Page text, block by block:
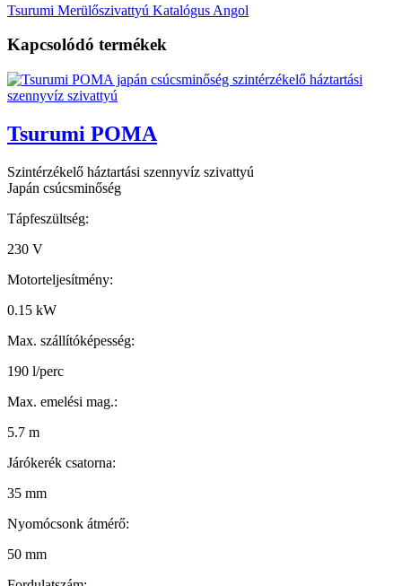
Tsurumi Merülőszivattyú Katalógus Angol
Kapcsolódó termékek
Tsurumi POMA
Szintérzékelő háztartási szennyvíz szivattyú
Japán csúcsminőség
Tápfeszültség:
230 V
Motorteljesítmény:
0.15 kW
Max. szállítóképesség:
190 l/perc
Max. emelési mag.:
5.7 m
Járókerék csatorna:
35 mm
Nyomócsonk átmérő:
50 mm